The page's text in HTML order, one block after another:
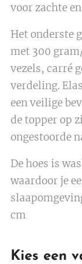
voor zachte
Het onderste
met 300
vezels, carré
verdeling.
een veilige
de topper op
ongestoorde
De hoes is
waardoor je
cm
Kies een